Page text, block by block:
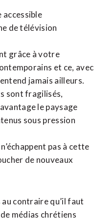
accessible
de télévision
grâce à votre
et ce, avec
jamais ailleurs.
sont fragilisés,
le paysage
sous pression
pas à cette
de nouveaux
contraire qu’il faut
médias chrétiens